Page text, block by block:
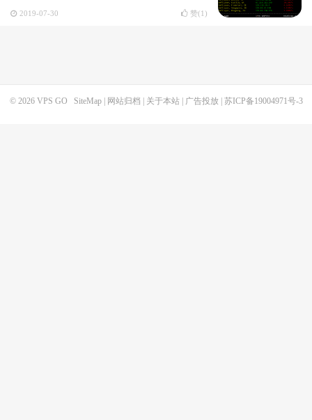
2019-07-30 赞(1 )
© 2026 VPS GO SiteMap| 网站归档 关于本站| 广告投放| 苏ICP备19004971号-3